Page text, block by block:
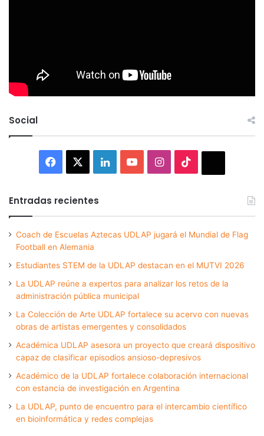
Social
Facebook LinkedInYouTubeInstagram
Entradas recientes
Coach de Escuelas Aztecas UDLAP jugará el Mundial de Flag
Football en Alemania
Estudiantes STEM de la UDLAP destacan en el MUTVI 2026
La UDLAP reúne a expertos para analizar los retos de la
administración pública municipal
La Colección de Arte UDLAP fortalece su acervo con nuevas
obras de artistas emergentes y consolidados
Académica UDLAP asesora un proyecto que creará dispositivo
capaz de clasificar episodios ansioso-depresivos
Académico de la UDLAP fortalece colaboración internacional
con estancia de investigación en Argentina
La UDLAP, punto de encuentro para el intercambio científico
en bioinformática y redes complejas